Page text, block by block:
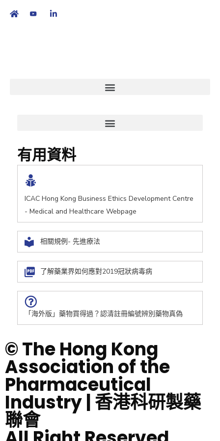
有用資料
ICAC Hong Kong Business Ethics Development Centre
- Medical and Healthcare Webpage
相關規例- 先進療法
了解藥業界如何應對2019冠狀病毒病
「海外版」藥物買得過？認清註冊編號辨別藥物真偽
© The Hong Kong
Association of the
Pharmaceutical
Industry | 香港科研製藥
聯會